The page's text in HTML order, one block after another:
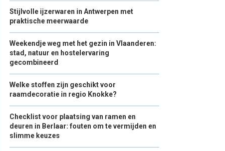
Stijlvolle ijzerwaren in Antwerpen met
praktische meerwaarde
Weekendje weg met het gezin in Vlaanderen:
stad, natuur en hostelervaring
gecombineerd
Welke stoffen zijn geschikt voor
raamdecoratie in regio Knokke?
Checklist voor plaatsing van ramen en
deuren in Berlaar: fouten om te vermijden en
slimme keuzes